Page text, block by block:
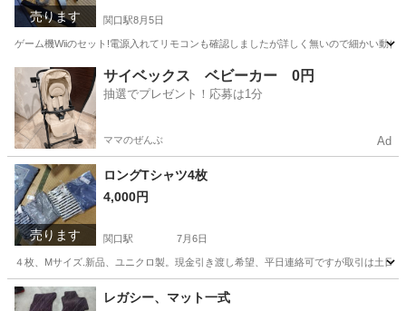
売ります 関口駅8月5日
ゲーム機Wiiのセット!電源入れてリモコンも確認しましたが詳しく無いので細かい動
岐阜 関市 関口駅 テレビゲーム 任天堂Wii
サイベックス ベビーカー 0円
抽選でプレゼント！応募は1分
ママのぜんぶ Ad
売ります
ロングTシャツ4枚
4,000円
関口駅 7月6日
４枚、Mサイズ.新品、ユニクロ製。現金引き渡し希望、平日連絡可ですが取引は土
岐阜 関市 関口駅 ユニクロ
レガシー、マット一式